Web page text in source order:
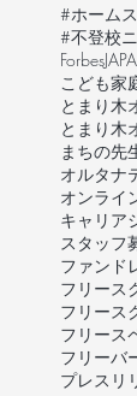
#ホーム
#不登校
こども家
とまり木
とまり木
まちの先
オルタナ
オンライ
キャリア
スタッフ
ファンド
フリース
フリース
フリース
フリーバ
プレスリ